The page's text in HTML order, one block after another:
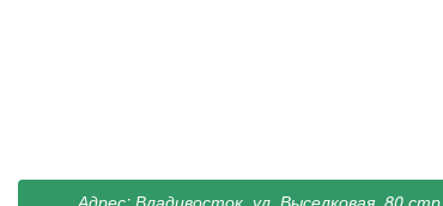
Адрес: Владивосток, ул. Выселковая, 80